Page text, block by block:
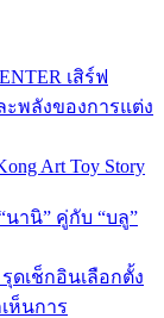
เสิร์ฟ
พลังของการแต่ง
Art Toy Story
านิ” คู่กับ “บลู”
ดเช็กอินเลือกตั้ง
ห็นการ